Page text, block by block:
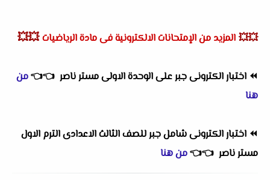
💥💥 المزيد من الإمتحانات الالكترونية فى مادة الرياضيات 💥💥
⏪ اختبار الكترونى جبر على الوحدة الاولى مستر ناصر 👈
👈من
هنا
⏪ اختبار الكترونى شامل جبر للصف الثالث الاعدادى الترم الاول
مستر ناصر 👈
👈من هنا